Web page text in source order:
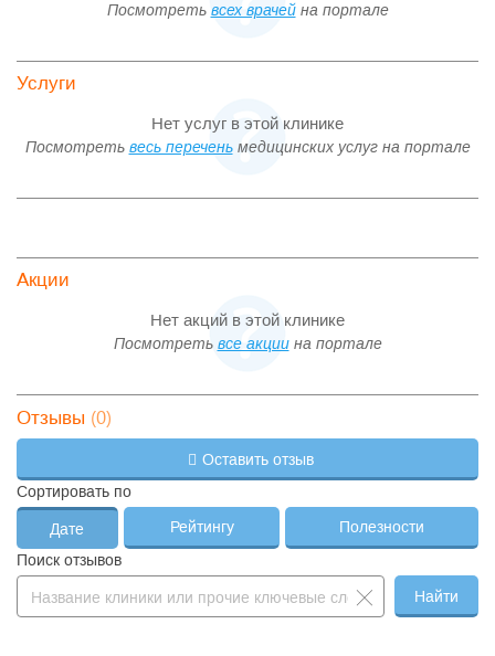
Посмотреть всех врачейна портале
Услуги
Нет услуг в этой клинике
Посмотреть весь переченьмедицинских услуг на портале
Акции
Нет акций в этой клинике
Посмотреть все акциина портале
Отзывы (0)
Оставить отзыв
Сортировать по
Дате Рейтингу
Полезности
Поиск отзывов
Найти